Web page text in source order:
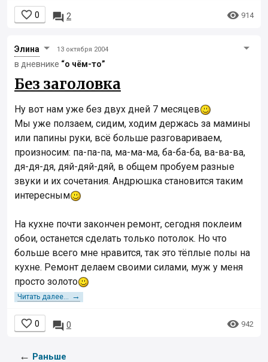
 0  2  914
Элинa 13 октября 2004
в дневнике “о чём-то”
Без заголовка
Ну вот нам уже без двух дней 7 месяцев
Мы уже ползаем, сидим, ходим держась за мамины
или папины руки, всё больше разговариваем,
произносим: па-па-па, ма-ма-ма, ба-ба-ба, ва-ва-ва,
дя-дя-дя, дяй-дяй-дяй, в общем пробуем разные
звуки и их сочетания. Андрюшка становится таким
интересным
На кухне почти закончен ремонт, сегодня поклеим
обои, останется сделать только потолок. Но что
больше всего мне нравится, так это тёплые полы на
кухне. Ремонт делаем своими силами, муж у меня
просто золото
Читать далее... →
 0  0  942
← Раньше